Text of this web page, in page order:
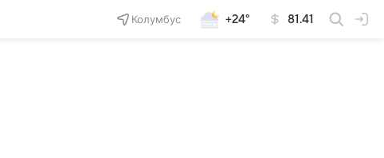
Колумбус +24° 81.41